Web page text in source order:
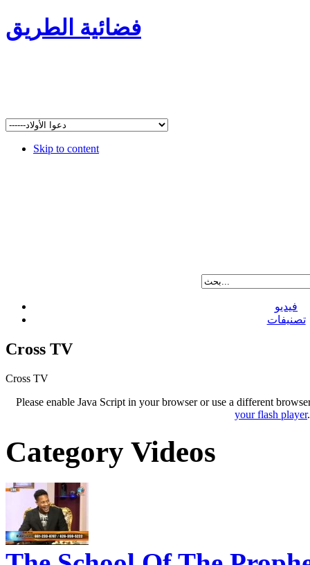
فضائية الطريق
Skip to content
فيديو
تصنيفات
Cross TV
Cross TV
Please enable Java Script in your browser or use a different
your flash player.
Category Videos